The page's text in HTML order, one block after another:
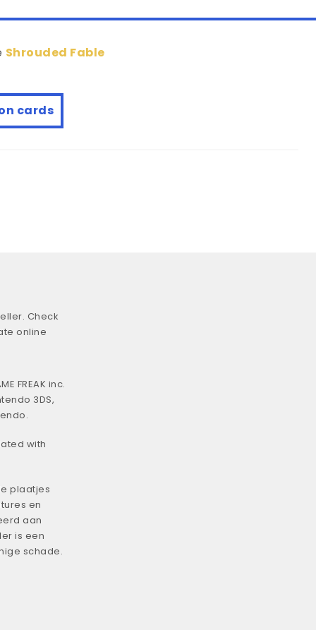
Shrouded Fable
cards
Check
online
FREAK inc.
3DS,
with
plaatjes
en
aan
is een
schade.